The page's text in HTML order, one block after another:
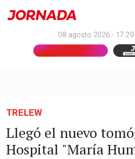
08 agosto 2026 - 17:29
TRELEW
Llegó el nuevo
Hospital "María